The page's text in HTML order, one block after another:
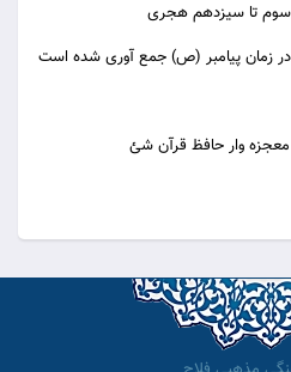
سوم تا سیزدهم هجری
زمان پیامبر (ص) جمع آوری شده است
وار حافظ قرآن شئ